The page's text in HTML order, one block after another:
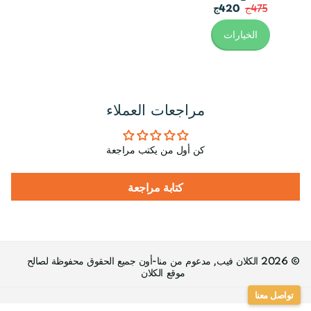
475ج
420ج
الخيارات
مراجعات العملاء
كن أول من يكتب مراجعة
كتابة مراجعة
©
2026 الكلان فيب, مدعوم من منا-أون جميع الحقوق محفوظة لصالح
موقع الكلان
تواصل معنا